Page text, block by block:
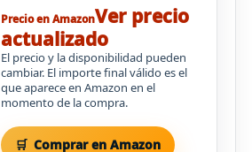
Precio en AmazonVer precio
actualizado
El precio y la disponibilidad pueden
cambiar. El importe final válido es el
que aparece en Amazon en el
momento de la compra.
Comprar en Amazon